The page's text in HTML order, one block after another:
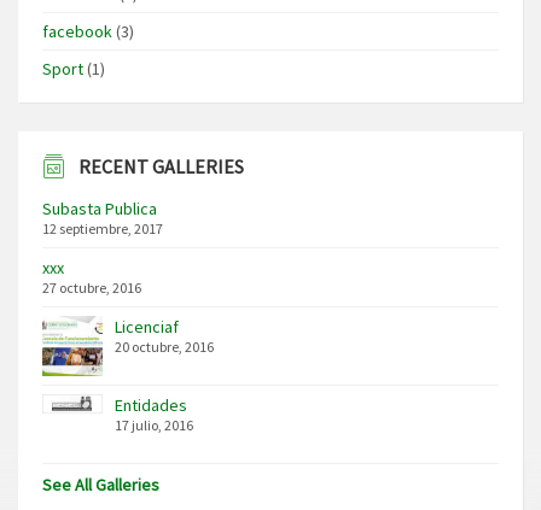
facebook(3)
Sport(1)
RECENT GALLERIES
Subasta Publica
12 septiembre, 2017
xxx
27 octubre, 2016
Licenciaf
20 octubre, 2016
Entidades
17 julio, 2016
See All Galleries